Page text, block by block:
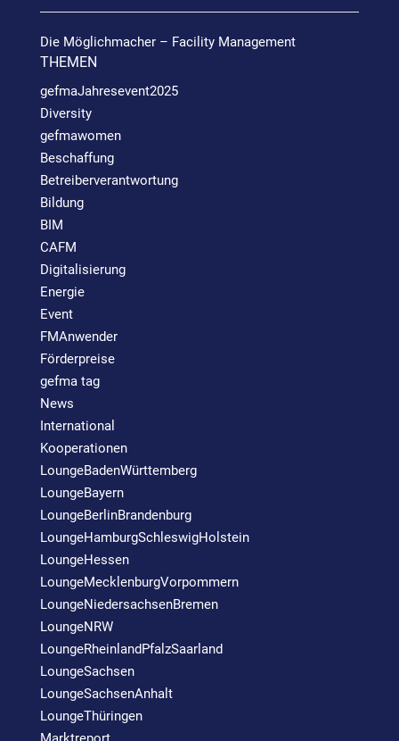
Die Möglichmacher – Facility Management
THEMEN
gefmaJahresevent2025
Diversity
gefmawomen
Beschaffung
Betreiberverantwortung
Bildung
BIM
CAFM
Digitalisierung
Energie
Event
FMAnwender
Förderpreise
gefma tag
News
International
Kooperationen
LoungeBadenWürttemberg
LoungeBayern
LoungeBerlinBrandenburg
LoungeHamburgSchleswigHolstein
LoungeHessen
LoungeMecklenburgVorpommern
LoungeNiedersachsenBremen
LoungeNRW
LoungeRheinlandPfalzSaarland
LoungeSachsen
LoungeSachsenAnhalt
LoungeThüringen